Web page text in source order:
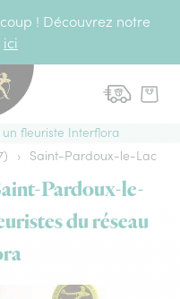
! Découvrez notre
ici
fleuriste Interflora
› Saint-Pardoux-le-Lac
Pardoux-le-
du réseau